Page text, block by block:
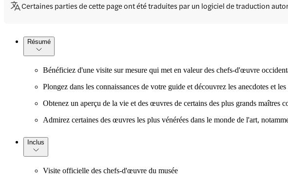
Certaines parties de cette page ont été traduites par un logiciel de traduction
Résumé
Bénéficiez d'une visite sur mesure qui met en valeur des chefs-d'œuvre
Plongez dans les connaissances de votre guide et découvrez les anecdotes et
Obtenez un aperçu de la vie et des œuvres de certains des plus grands maîtres
Admirez certaines des œuvres les plus vénérées dans le monde de l'art,
Inclus
Visite officielle des chefs-d'œuvre du musée